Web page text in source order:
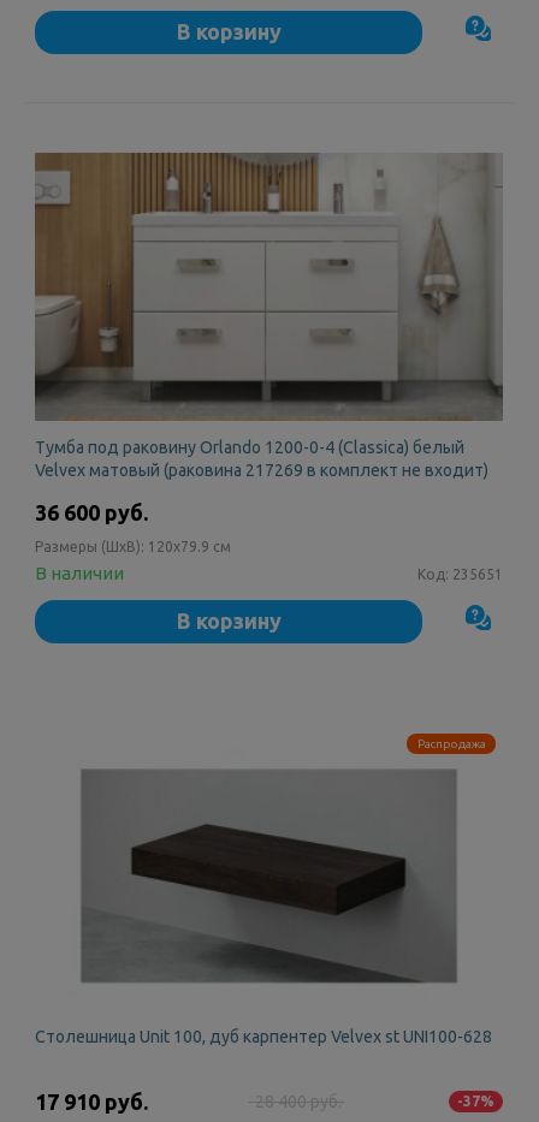
В корзину
Тумба под раковину Orlando 1200-0-4 (Classica) белый
Velvex матовый (раковина 217269 в комплект не входит)
36 600 руб.
Размеры (ШxВ): 120x79.9 см
В наличии Код: 235651
В корзину
Распродажа
Столешница Unit 100, дуб карпентер Velvex st UNI100-628
17 910 руб. 28 400 руб. -37%